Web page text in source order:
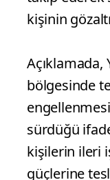
kişinin
Açıklamada,
bölgesinde
sürdüğü
kişilerin ileri
güçlerine